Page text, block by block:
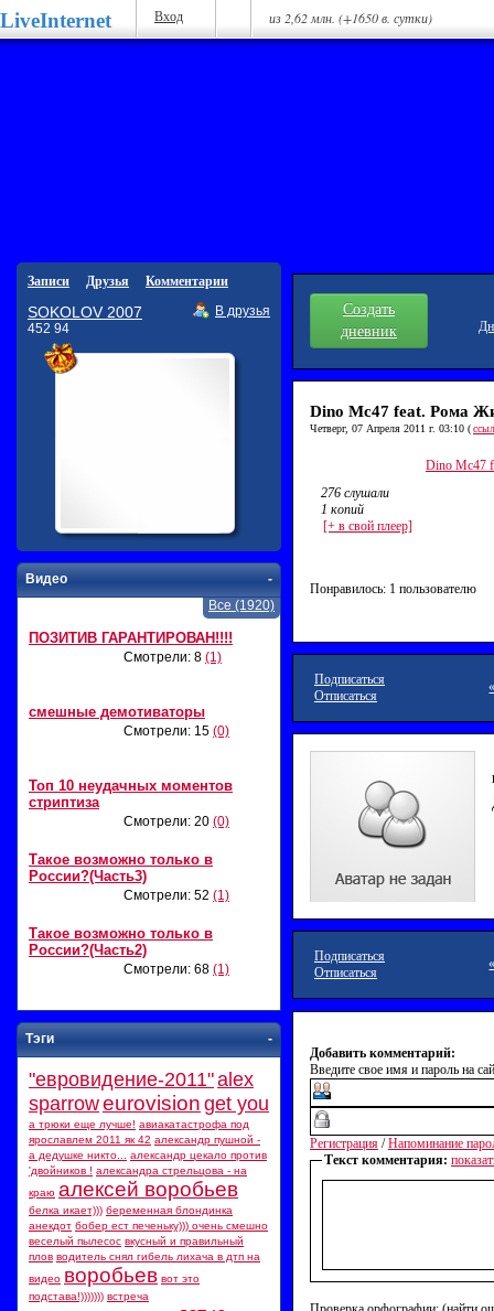
LiveInternet Вход из 2,62 млн. (+1650 в. сутки)
Записи Друзья
Комментарии
В друзья
SOKOLOV 2007
452 94
-
Видео
Все (1920)
ПОЗИТИВ ГАРАНТИРОВАН!!!!
Смотрели: 8 (1)
смешные демотиваторы
Смотрели: 15 (0)
Топ 10 неудачных моментов
стриптиза
Смотрели: 20 (0)
Такое возможно только в
России?(Часть3)
Смотрели: 52 (1)
Такое возможно только в
России?(Часть2)
Смотрели: 68 (1)
-
Тэги
"евровидение-2011"alex
sparroweurovision get you
а трюки еще лучше! авиакатастрофа под
ярославлем 2011 як 42 александр пушной -
а дедушке никто...
александр цекало против
'двойников ! александра стрельцова - на
краю алексей воробьев
белка икает))) беременная блондинка
анекдот бобер ест печеньку))) очень смешно
веселый пылесос вкусный и правильный
плов водитель снял гибель лихача в дтп на
видео воробьев вот это
подстава!))))))) встреча
Создать
дневник
Dino Mc47 feat. Рома
Четверг, 07 Апреля 2011 г. 03:10 (
276 слушали
1 копий
[+ в свой плеер]
Dino Mc47
Понравилось: 1 пользователю
Подписаться
Отписаться
Подписаться
Отписаться
Добавить комментарий:
Введите свое имя и пароль на
Регистрация /Напоминание
Текст комментария: